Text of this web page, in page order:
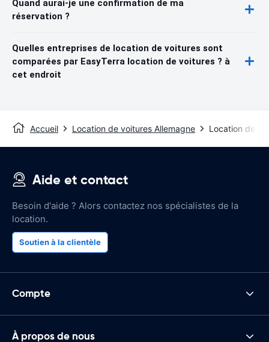
Quand aurai-je une confirmation de ma
réservation ?
Quelles entreprises de location de voitures sont
comparées par EasyTerra location de voitures ? à
cet endroit
Accueil Location de voitures Allemagne Location de
Aide et contact
Besoin d'aide ? Alors contactez nos spécialistes de la
location.
Soutien à la clientèle
Compte
À propos de nous